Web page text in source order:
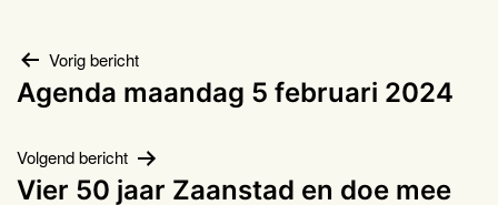
Bericht
navigatie
Vorig bericht
Agenda maandag 5 februari 2024
Volgend bericht
Vier 50 jaar Zaanstad en doe mee